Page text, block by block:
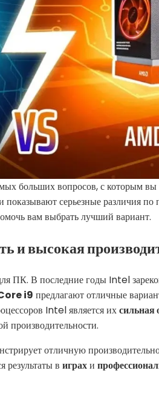
больших вопросов, с которым вы
серьезные различия по
вам выбрать лучший вариант.
и высокая
ПК. В последние годы Intel
i9 предлагают отличные
Intel является ихсильная
производительности.
отличную
в играхи